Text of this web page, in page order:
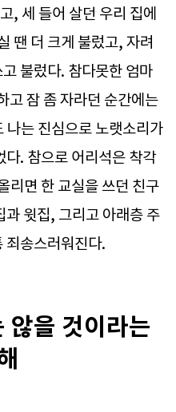
, 세 들어 살던 우리 집에
땐 더 크게 불렀고, 자려
불렀다. 참다못한 엄마
고 잠 좀 자라던 순간에는
나는 진심으로 노랫소리가
다. 참으로 어리석은 착각
리면 한 교실을 쓰던 친구
과 윗집, 그리고 아래층 주
죄송스러워진다.
않을 것이라는